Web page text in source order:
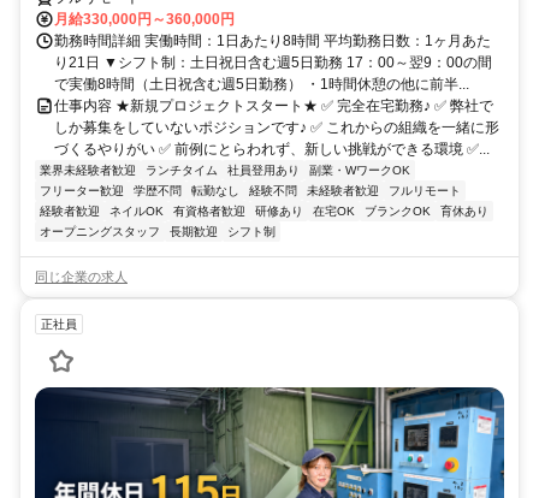
月給330,000円～360,000円
勤務時間詳細 実働時間：1日あたり8時間 平均勤務日数：1ヶ月あた
り21日 ▼シフト制：土日祝日含む週5日勤務 17：00～翌9：00の間
で実働8時間（土日祝含む週5日勤務） ・1時間休憩の他に前半...
仕事内容 ★新規プロジェクトスタート★ ✅ 完全在宅勤務♪ ✅ 弊社で
しか募集をしていないポジションです♪ ✅ これからの組織を一緒に形
づくるやりがい ✅ 前例にとらわれず、新しい挑戦ができる環境 ✅...
業界未経験者歓迎 ランチタイム 社員登用あり
副業・WワークOK
フリーター歓迎
学歴不問 転勤なし 経験不問 未経験者歓迎
フルリモート
経験者歓迎
ネイルOK 有資格者歓迎 研修あり 在宅OK ブランクOK
育休あり
オープニングスタッフ
長期歓迎 シフト制
同じ企業の求人
正社員